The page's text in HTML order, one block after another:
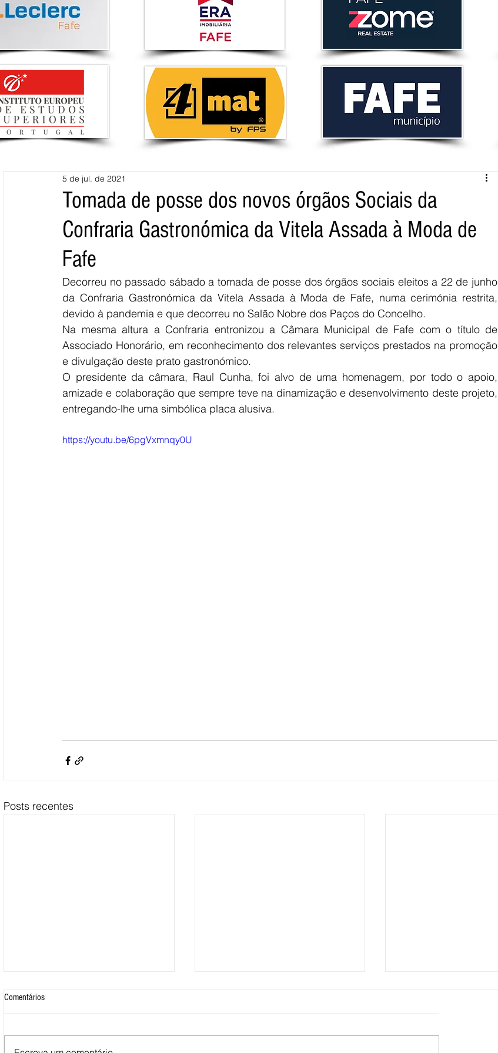
Tomada de posse dos novos órgãos Sociais da
Confraria Gastronómica da Vitela Assada à Moda de
Fafe
5 de jul. de 2021
Decorreu no passado sábado a tomada de posse dos órgãos sociais eleitos a 22 de junho
da Confraria Gastronómica da Vitela Assada à Moda de Fafe, numa cerimónia restrita,
devido à pandemia e que decorreu no Salão Nobre dos Paços do Concelho.
Na mesma altura a Confraria entronizou a Câmara Municipal de Fafe com o título de
Associado Honorário, em reconhecimento dos relevantes serviços prestados na promoção
e divulgação deste prato gastronómico.
O presidente da câmara, Raul Cunha, foi alvo de uma homenagem, por todo o apoio,
amizade e colaboração que sempre teve na dinamização e desenvolvimento deste projeto,
entregando-lhe uma simbólica placa alusiva.
https://youtu.be/6pgVxmnqy0U
Posts recentes
Comentários